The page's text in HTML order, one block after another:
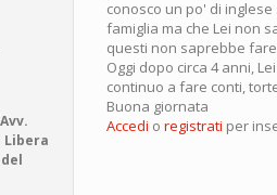
Libera
conosco un po' di
famiglia ma che Lei non
questi non saprebbe
Oggi dopo circa 4 anni,
continuo a fare conti,
Buona giornata
Accedi o registrati per